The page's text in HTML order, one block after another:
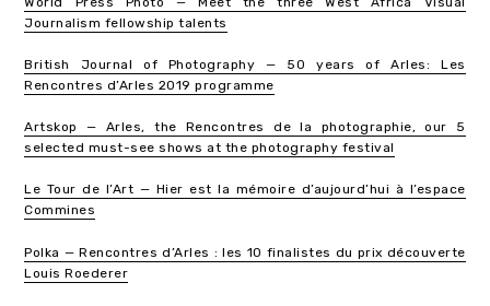
Journalism fellowship talents
British Journal of Photography — 50 years of Arles: Les
Rencontres d’Arles 2019 programme
Artskop — Arles, the Rencontres de la photographie, our 5
selected must-see shows at the photography festival
Le Tour de l’Art — Hier est la mémoire d’aujourd’hui à l’espace
Commines
Polka — Rencontres d’Arles : les 10 finalistes du prix découverte
Louis Roederer